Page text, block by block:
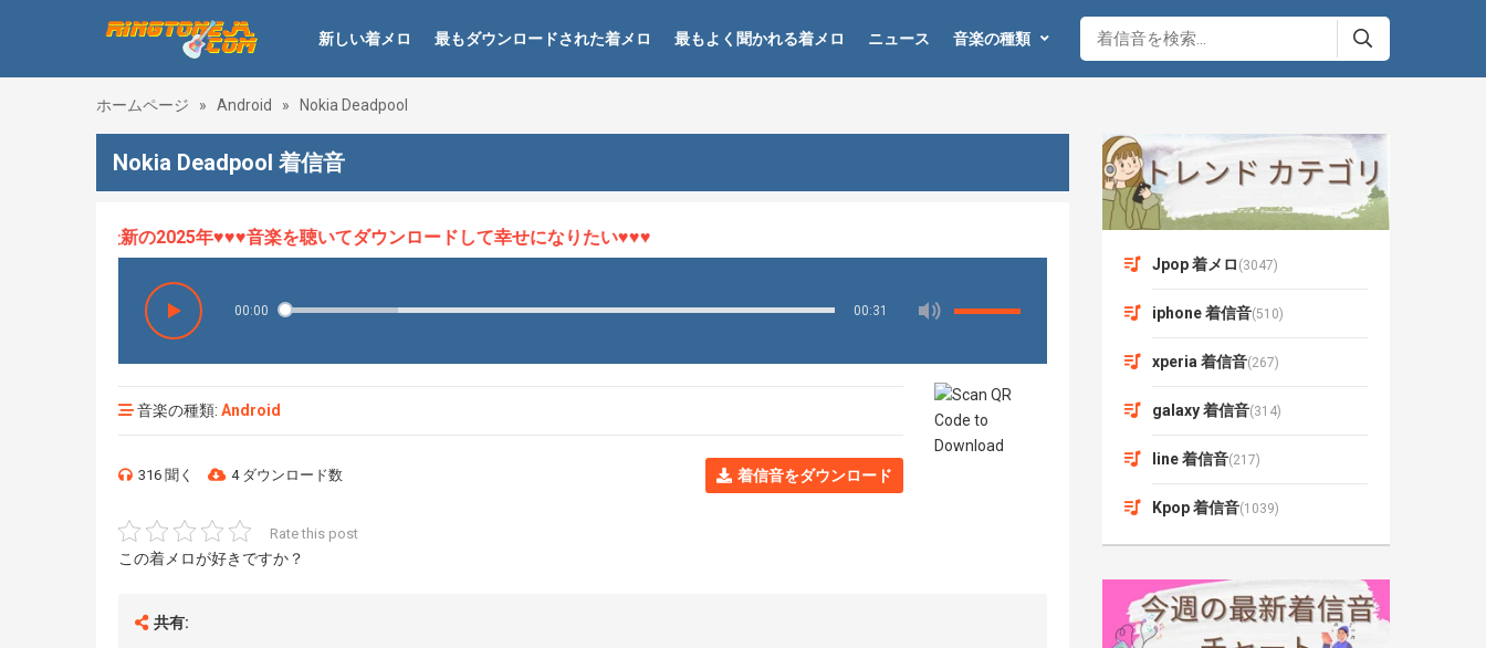
新しい着メロ 最もダウンロードされた着メロ 最もよく聞かれる着メロ ニュース 音楽の種類
ホームページ » Android » Nokia Deadpool
Nokia Deadpool 着信音
HOT、最新の2025年♥♥♥音楽を聴いてダウンロードして幸せになりたい♥♥♥
00:00 00:31
音楽の種類: Android
316 聞く 4 ダウンロード数 着信音をダウンロード
Rate this post
この着メロが好きですか？
共有:
Jpop 着メロ (3047)
iphone 着信音(510)
xperia 着信音(267)
galaxy 着信音(314)
line 着信音(217)
Kpop 着信音(1039)